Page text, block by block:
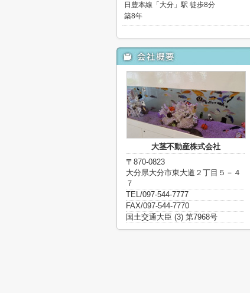
日豊本線「大分」駅 徒歩8分
築8年
大茎不動産株式会社
〒870-0823
大分県大分市東大道２丁目５－４
７
TEL/097-544-7777
FAX/097-544-7770
国土交通大臣 (3) 第7968号